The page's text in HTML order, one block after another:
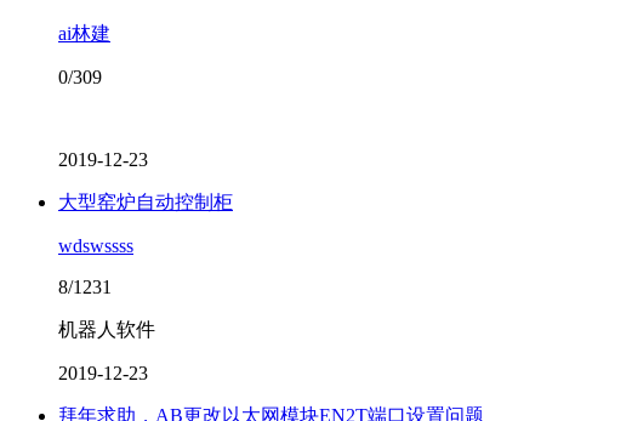
ai林建
0/309
2019-12-23
大型窑炉自动控制柜
wdswssss
8/1231
机器人软件
2019-12-23
拜年求助，AB更改以太网模块EN2T端口设置问题